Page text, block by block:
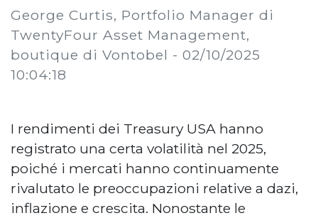
George Curtis, Portfolio Manager di
TwentyFour Asset Management,
boutique di Vontobel - 02/10/2025
10:04:18
I rendimenti dei Treasury USA hanno
registrato una certa volatilità nel 2025,
poiché i mercati hanno continuamente
rivalutato le preoccupazioni relative a dazi,
inflazione e crescita. Nonostante le